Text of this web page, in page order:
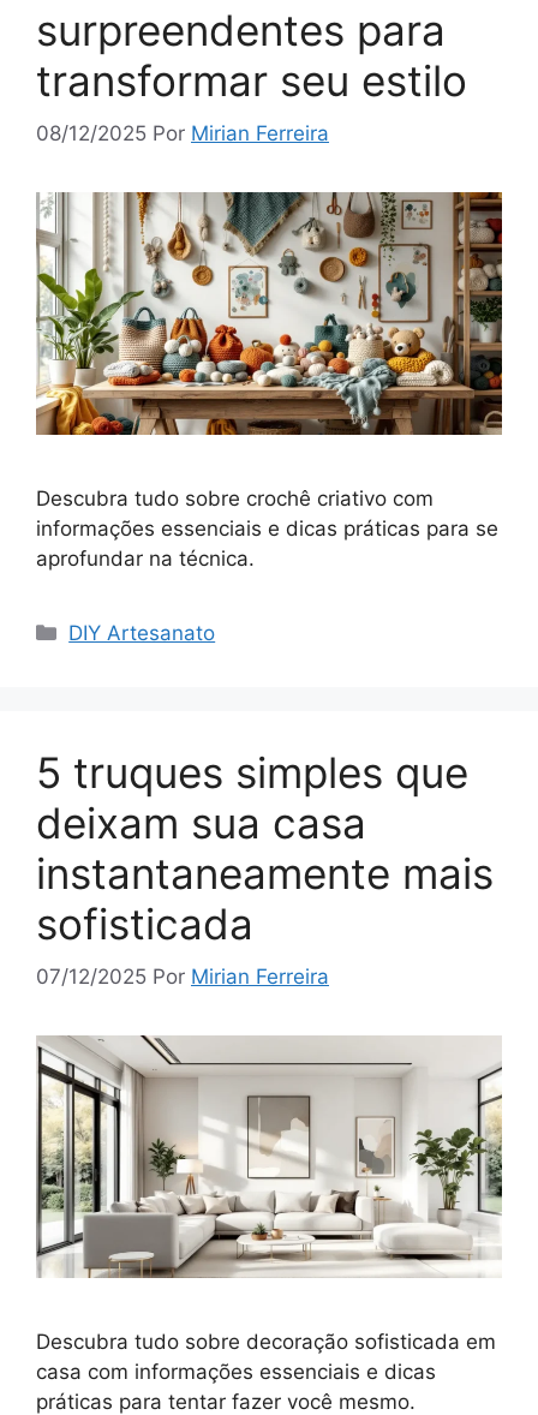
surpreendentes para
transformar seu estilo
08/12/2025 Por Mirian Ferreira
Descubra tudo sobre crochê criativo com
informações essenciais e dicas práticas para se
aprofundar na técnica.
Categorias
DIY Artesanato
5 truques simples que
deixam sua casa
instantaneamente mais
sofisticada
07/12/2025 Por Mirian Ferreira
Descubra tudo sobre decoração sofisticada em
casa com informações essenciais e dicas
práticas para tentar fazer você mesmo.